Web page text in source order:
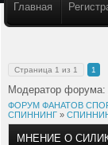
Главная
Страница 1 из 1 1
Модератор форума:
ФОРУМ ФАНАТОВ
СПИННИНГ »
МНЕНИЕ О